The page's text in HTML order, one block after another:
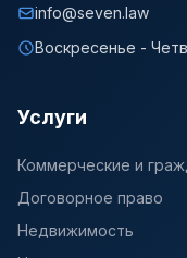
info@seven.law
Воскресенье -
Услуги
Коммерческие и
Договорное право
Недвижимость